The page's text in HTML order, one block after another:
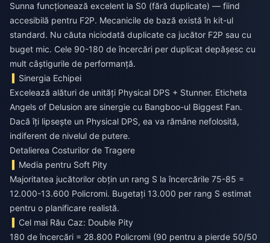
Sunna funcționează excelent la S0 (fără duplicate) — fiind
accesibilă pentru F2P. Mecanicile de bază există în kit-ul
standard. Nu căuta niciodată duplicate ca jucător F2P sau cu
buget mic. Cele 90-180 de încercări per duplicat depășesc cu
mult câștigurile de performanță.
Sinergia Echipei
Excelează alături de unități Physical DPS + Stunner. Eticheta
Angels of Delusion are sinergie cu Bangboo-ul Biggest Fan.
Dacă îți lipsește un Physical DPS, ea va rămâne nefolosită,
indiferent de nivelul de putere.
Detalierea Costurilor de Tragere
Media pentru Soft Pity
Majoritatea jucătorilor obțin un rang S la încercările 75-85 =
12.000-13.600 Policromi. Bugetați 13.000 per rang S estimat
pentru o planificare realistă.
Cel mai Rău Caz: Double Pity
180 de încercări = 28.800 Policromi (90 pentru a pierde 50/50